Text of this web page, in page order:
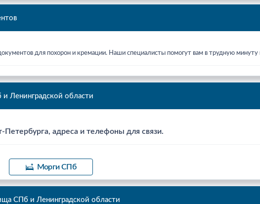
для похорон и кремации. Наши специалисты помогут вам в трудную
Ленинградской области
Петербурга, адреса и телефоны для связи.
Морги СПб
СПб и Ленинградской области